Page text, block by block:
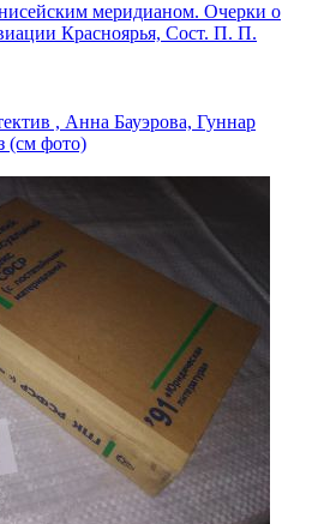
меридианом. Очерки о
Красноярья, Сост. П. П.
, Анна Бауэрова, Гуннар
(см фото)